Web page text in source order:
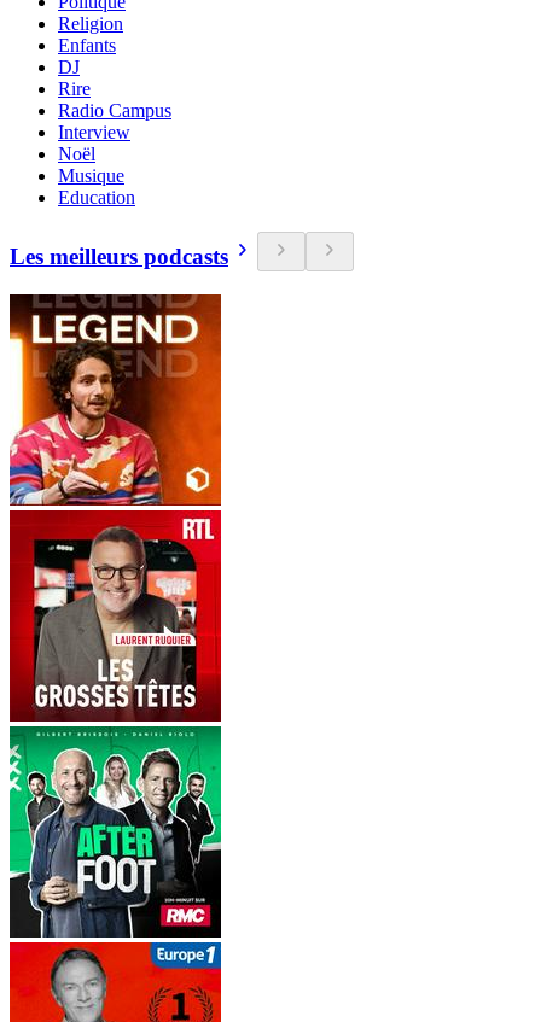
Religion
Enfants
DJ
Rire
Radio Campus
Interview
Noël
Musique
Education
Les meilleurs podcasts